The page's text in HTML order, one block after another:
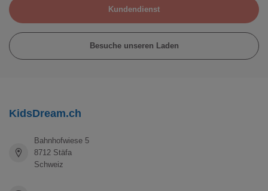
Kundendienst
Besuche unseren Laden
KidsDream.ch
Bahnhofwiese 5
8712 Stäfa
Schweiz